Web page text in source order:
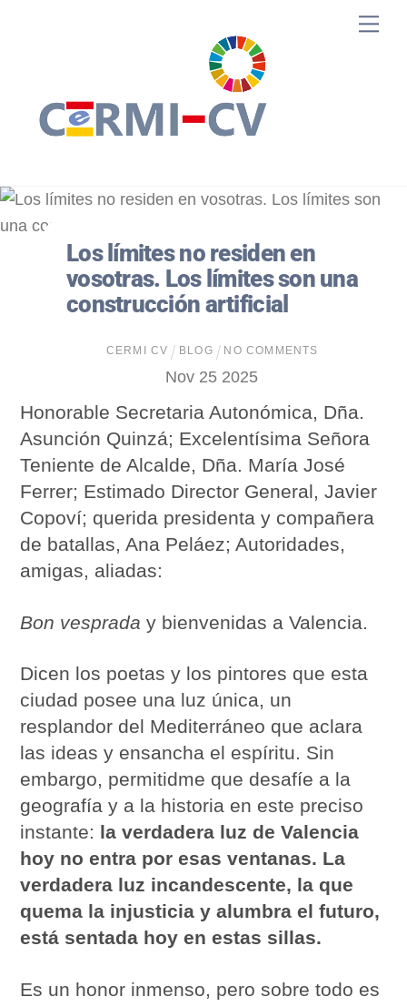
Los límites no residen en
vosotras. Los límites son una
construcción artificial
CERMI CV BLOG NO COMMENTS
Nov 25 2025
Honorable Secretaria Autonómica, Dña.
Asunción Quinzá; Excelentísima Señora
Teniente de Alcalde, Dña. María José
Ferrer; Estimado Director General, Javier
Copoví; querida presidenta y compañera
de batallas, Ana Peláez; Autoridades,
amigas, aliadas:
Bon vesprada y bienvenidas a Valencia.
Dicen los poetas y los pintores que esta
ciudad posee una luz única, un
resplandor del Mediterráneo que aclara
las ideas y ensancha el espíritu. Sin
embargo, permitidme que desafíe a la
geografía y a la historia en este preciso
instante: la verdadera luz de Valencia
hoy no entra por esas ventanas. La
verdadera luz incandescente, la que
quema la injusticia y alumbra el futuro,
está sentada hoy en estas sillas.
Es un honor inmenso, pero sobre todo es